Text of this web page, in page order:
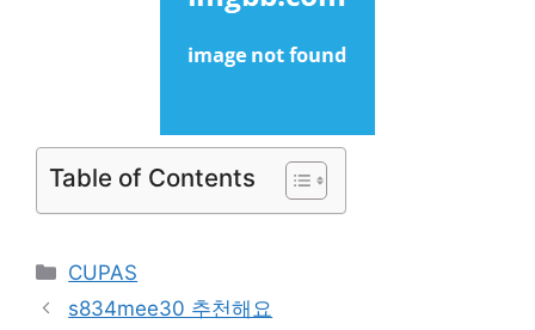
Table of Contents
Categories
CUPAS
s834mee30 추천해요